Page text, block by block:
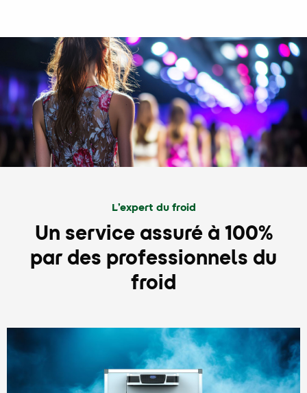
L’expert du froid
Un service assuré à 100%
par des professionnels du
froid